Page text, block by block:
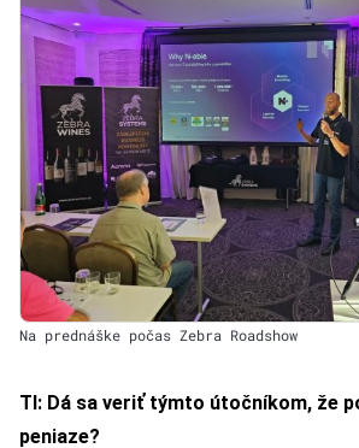
Na prednáške počas Zebra Roadshow
TI: Dá sa veriť týmto útočníkom, že
peniaze?